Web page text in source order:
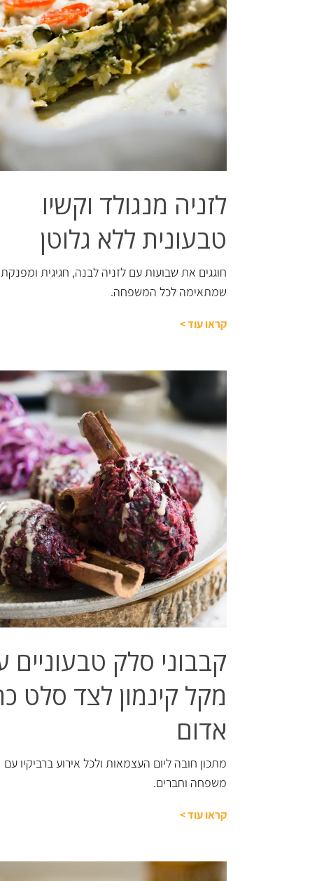
לזניה מנגולד וקשיו
טבעונית ללא גלוטן
חוגגים את שבועות עם לזניה לבנה, חגיגית ומפנקת
שמתאימה לכל המשפחה.
קראו עוד>
קבבוני סלק טבעוניים
מקל קינמון לצד סלט
אדום
מתכון חובה ליום העצמאות ולכל אירוע ברביקיו עם
משפחה וחברים.
קראו עוד>